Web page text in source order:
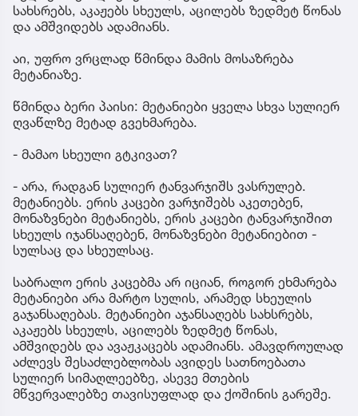
სახსრებს, აკაჟებს სხეულს, აცილებს ზედმეტ წონას
და ამშვიდებს ადამიანს.
აი, უფრო ვრცლად წმინდა მამის მოსაზრება
მეტანიაზე.
წმინდა ბერი პაისი: მეტანიები ყველა სხვა სულიერ
ღვაწლზე მეტად გვეხმარება.
- მამაო სხეული გტკივათ?
- არა, რადგან სულიერ ტანვარჯიშს ვასრულებ.
მეტანიებს. ერის კაცები ვარჯიშებს აკეთებენ,
მონაზვნები მეტანიებს, ერის კაცები ტანვარჯიშით
სხეულს იჯანსაღებენ, მონაზვნები მეტანიებით -
სულსაც და სხეულსაც.
საბრალო ერის კაცებმა არ იციან, როგორ ეხმარება
მეტანიები არა მარტო სულის, არამედ სხეულის
გაჯანსაღებას. მეტანიები აჯანსაღებს სახსრებს,
აკაჟებს სხეულს, აცილებს ზედმეტ წონას,
ამშვიდებს და ავაჟკაცებს ადამიანს. ამავდროულად
აძლევს შესაძლებლობას ავიდეს სათნოებათა
სულიერ სიმაღლეებზე, ასევე მთების
მწვერვალებზე თავისუფლად და ქოშინის გარეშე.